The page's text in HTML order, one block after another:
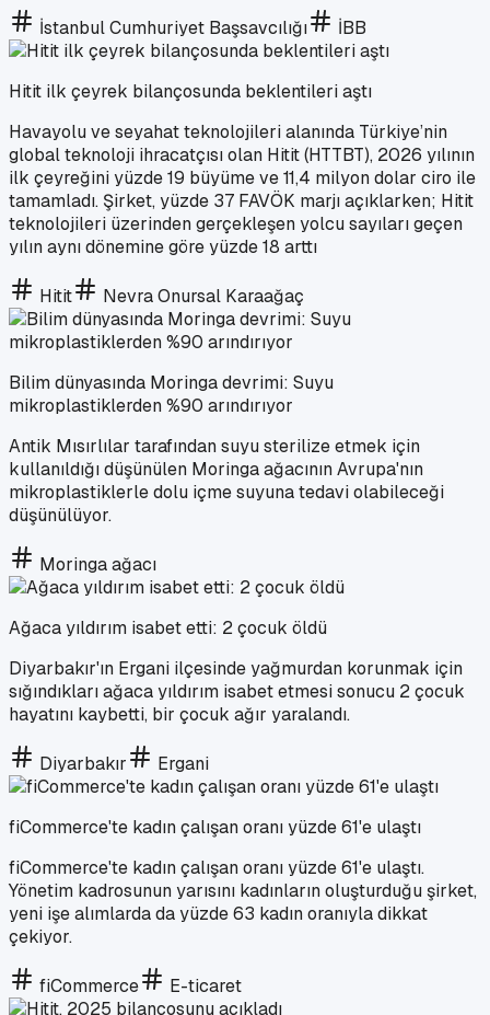
İstanbul Cumhuriyet Başsavcılığı İBB
Hitit ilk çeyrek bilançosunda beklentileri aştı
Havayolu ve seyahat teknolojileri alanında Türkiye’nin
global teknoloji ihracatçısı olan Hitit (HTTBT), 2026 yılının
ilk çeyreğini yüzde 19 büyüme ve 11,4 milyon dolar ciro ile
tamamladı. Şirket, yüzde 37 FAVÖK marjı açıklarken; Hitit
teknolojileri üzerinden gerçekleşen yolcu sayıları geçen
yılın aynı dönemine göre yüzde 18 arttı
Hitit Nevra Onursal Karaağaç
Bilim dünyasında Moringa devrimi: Suyu
mikroplastiklerden %90 arındırıyor
Antik Mısırlılar tarafından suyu sterilize etmek için
kullanıldığı düşünülen Moringa ağacının Avrupa'nın
mikroplastiklerle dolu içme suyuna tedavi olabileceği
düşünülüyor.
Moringa ağacı
Ağaca yıldırım isabet etti: 2 çocuk öldü
Diyarbakır'ın Ergani ilçesinde yağmurdan korunmak için
sığındıkları ağaca yıldırım isabet etmesi sonucu 2 çocuk
hayatını kaybetti, bir çocuk ağır yaralandı.
Diyarbakır Ergani
fiCommerce'te kadın çalışan oranı yüzde 61'e ulaştı
fiCommerce'te kadın çalışan oranı yüzde 61'e ulaştı.
Yönetim kadrosunun yarısını kadınların oluşturduğu şirket,
yeni işe alımlarda da yüzde 63 kadın oranıyla dikkat
çekiyor.
fiCommerce E-ticaret